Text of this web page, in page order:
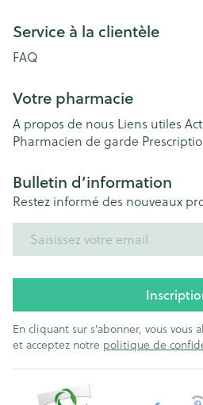
Service à la clientèle
FAQ
Votre pharmacie
A propos de nous Liens utiles
Pharmacien de garde
Bulletin d’information
Restez informé des nouveaux
En cliquant sur s'abonner, vous vous
et acceptez notre politique de